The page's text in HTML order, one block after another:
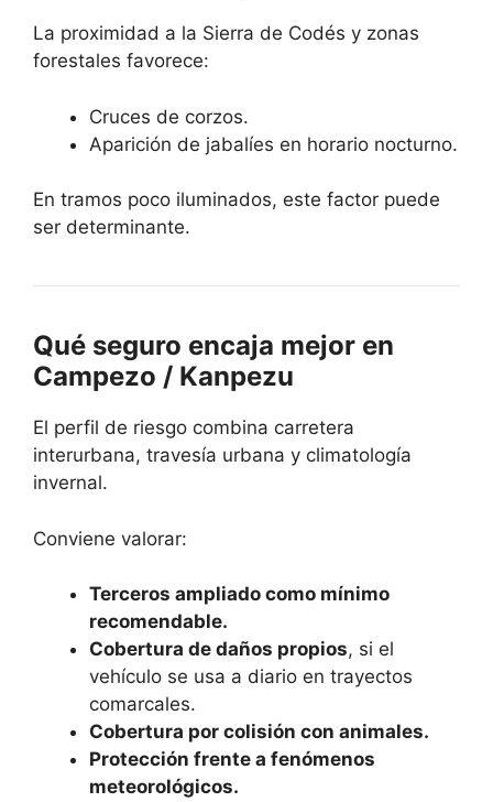
La proximidad a la Sierra de Codés y zonas
forestales favorece:
Cruces de corzos.
Aparición de jabalíes en horario nocturno.
En tramos poco iluminados, este factor puede
ser determinante.
Qué seguro encaja mejor en
Campezo / Kanpezu
El perfil de riesgo combina carretera
interurbana, travesía urbana y climatología
invernal.
Conviene valorar:
Terceros ampliado como mínimo
recomendable.
Cobertura de daños propios, si el
vehículo se usa a diario en trayectos
comarcales.
Cobertura por colisión con animales.
Protección frente a fenómenos
meteorológicos.